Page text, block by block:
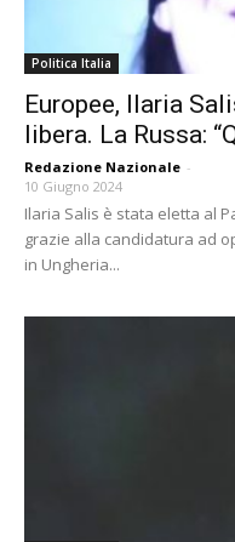
Politica Italia
Europee, Ilaria
libera. La Russa:
Redazione Nazionale -
10 Giugno 2024
Ilaria Salis è stata eletta al
grazie alla candidatura ad
in Ungheria...